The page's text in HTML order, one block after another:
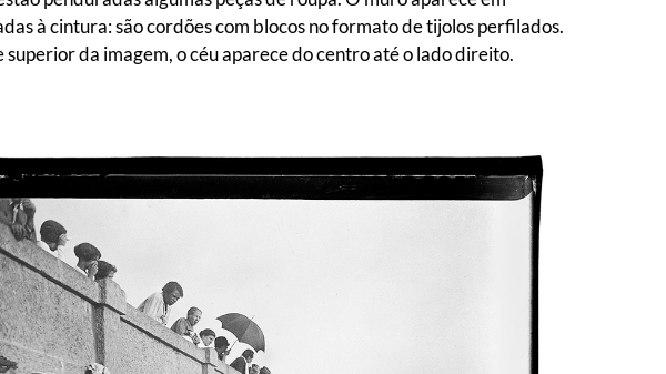
para
aumentar
volume.
à cintura: são cordões com blocos no formato de tijolos perfilados.
da imagem, o céu aparece do centro até o lado direito.